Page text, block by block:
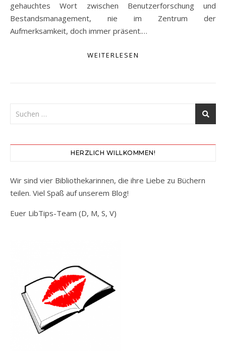
gehauchtes Wort zwischen Benutzerforschung und
Bestandsmanagement, nie im Zentrum der
Aufmerksamkeit, doch immer präsent.…
WEITERLESEN
HERZLICH WILLKOMMEN!
Wir sind vier Bibliothekarinnen, die ihre Liebe zu Büchern
teilen. Viel Spaß auf unserem Blog!
Euer LibTips-Team (D, M, S, V)